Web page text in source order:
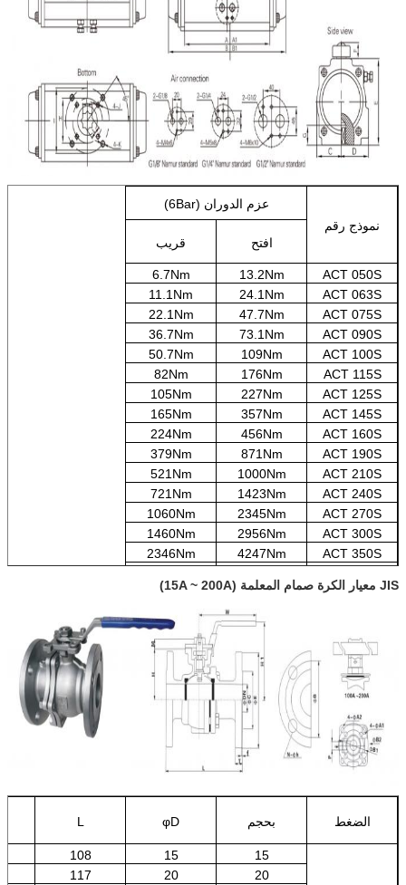
نموذج رقم
عزم الدوران (6Bar)
افتح قريب
ACT 050S
13.2Nm
6.7Nm
ACT 063S
24.1Nm
11.1Nm
ACT 075S
47.7Nm
22.1Nm
ACT 090S
73.1Nm
36.7Nm
ACT 100S
109Nm
50.7Nm
ACT 115S
176Nm
82Nm
ACT 125S
227Nm
105Nm
ACT 145S
357Nm
165Nm
ACT 160S
456Nm
224Nm
ACT 190S
871Nm
379Nm
ACT 210S
1000Nm
521Nm
ACT 240S
1423Nm
721Nm
ACT 270S
2345Nm
1060Nm
ACT 300S
2956Nm
1460Nm
ACT 350S
4247Nm
2346Nm
JIS معيار الكرة صمام المعلمة (15A ~ 200A)
الضغط بحجم φD
L
15
15
108
20
20
117